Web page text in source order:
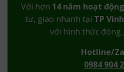
Với hơn 14 năm hoạt động
tư, giao nhanh tại TP Vinh
với hình thức đóng
Hotline/
0984 904